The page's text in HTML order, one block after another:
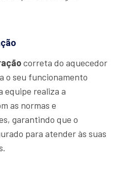
correta do aquecedor
o seu funcionamento
equipe realiza a
as normas e
garantindo que o
para atender às suas